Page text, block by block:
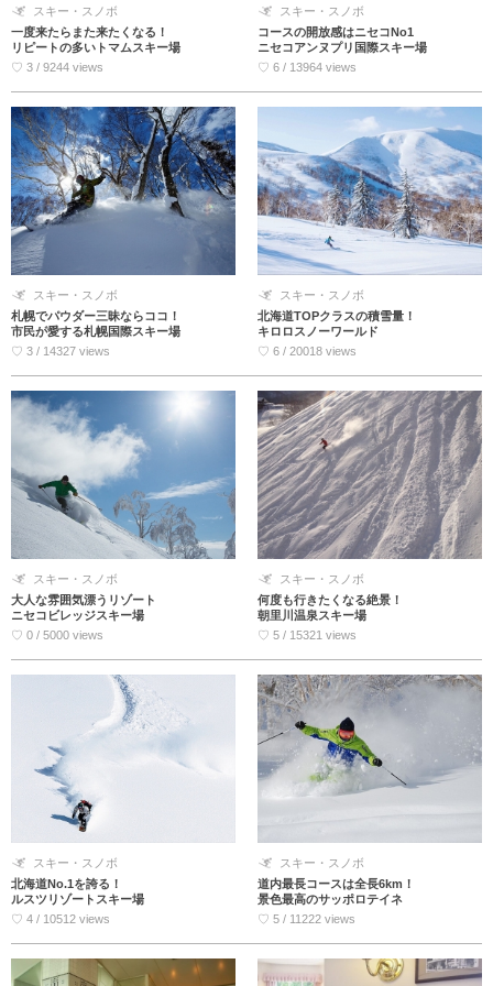
スキー・スノボ
一度来たらまた来たくなる！
リピートの多いトマムスキー場
♡ 3 / 9244 views
スキー・スノボ
コースの開放感はニセコNo1
ニセコアンヌプリ国際スキー場
♡ 6 / 13964 views
スキー・スノボ
札幌でパウダー三昧ならココ！
市民が愛する札幌国際スキー場
♡ 3 / 14327 views
スキー・スノボ
北海道TOPクラスの積雪量！
キロロスノーワールド
♡ 6 / 20018 views
スキー・スノボ
大人な雰囲気漂うリゾート
ニセコビレッジスキー場
♡ 0 / 5000 views
スキー・スノボ
何度も行きたくなる絶景！
朝里川温泉スキー場
♡ 5 / 15321 views
スキー・スノボ
北海道No.1を誇る！
ルスツリゾートスキー場
♡ 4 / 10512 views
スキー・スノボ
道内最長コースは全長6km！
景色最高のサッポロテイネ
♡ 5 / 11222 views